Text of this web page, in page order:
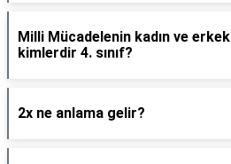
Milli Mücadelenin kadın ve
kimlerdir 4. sınıf?
2x ne anlama gelir?